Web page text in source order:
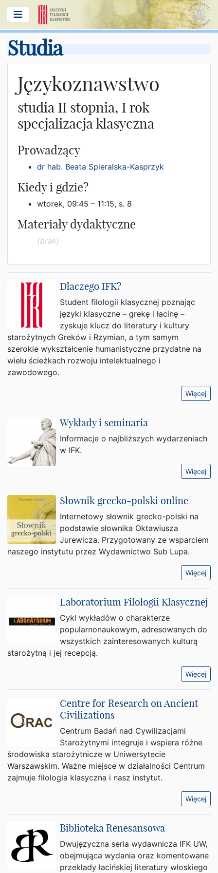
Studia
Językoznawstwo
studia II stopnia, I rok
specjalizacja klasyczna
Prowadzący
dr hab. Beata Spieralska-Kasprzyk
Kiedy i gdzie?
wtorek, 09:45 – 11:15, s. 8
Materiały dydaktyczne
(brak)
Dlaczego IFK?
Student filologii klasycznej poznając
języki klasyczne – grekę i łacinę –
zyskuje klucz do literatury i kultury
starożytnych Greków i Rzymian, a tym samym
szerokie wykształcenie humanistyczne przydatne na
wielu ścieżkach rozwoju intelektualnego i
zawodowego.
Więcej
Wykłady i seminaria
Informacje o najbliższych wydarzeniach
w IFK.
Więcej
Słownik grecko-polski online
Internetowy słownik grecko-polski na
podstawie słownika Oktawiusza
Jurewicza. Przygotowany ze wsparciem
naszego instytutu przez Wydawnictwo Sub Lupa.
Więcej
Laboratorium Filologii Klasycznej
Cykl wykładów o charakterze
popularnonaukowym, adresowanych do
wszystkich zainteresowanych kulturą
starożytną i jej recepcją.
Więcej
Centre for Research on Ancient
Civilizations
Centrum Badań nad Cywilizacjami
Starożytnymi integruje i wspiera różne
środowiska starożytnicze w Uniwersytecie
Warszawskim. Ważne miejsce w działalności Centrum
zajmuje filologia klasyczna i nasz instytut.
Więcej
Biblioteka Renesansowa
Dwujęzyczna seria wydawnicza IFK UW,
obejmująca wydania oraz komentowane
przekłady łacińskiej literatury włoskiego